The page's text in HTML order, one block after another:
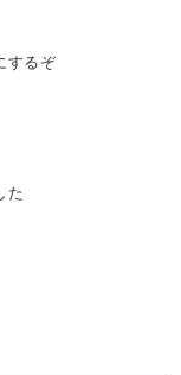
するぞ
た